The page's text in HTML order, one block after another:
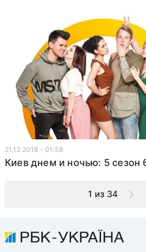
21.12.2018 - 01:58
Киев днем и ночью: 5 сезон
1 из 34